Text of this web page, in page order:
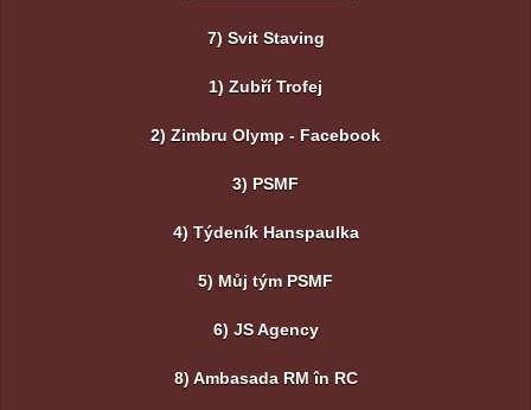
7) Svit Staving
1) Zubří Trofej
2) Zimbru Olymp - Facebook
3) PSMF
4) Týdeník Hanspaulka
5) Můj tým PSMF
6) JS Agency
8) Ambasada RM în RC